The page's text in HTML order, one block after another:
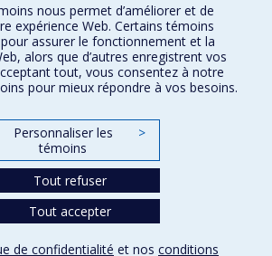
DES SCIENCES
nous permet d’améliorer et de
expérience Web. Certains témoins
assurer le fonctionnement et la
alors que d’autres enregistrent vos
tout, vous consentez à notre
pour mieux répondre à vos besoins.
Personnaliser les
témoins
>
Tout refuser
Tout accepter
de confidentialité et nos conditions